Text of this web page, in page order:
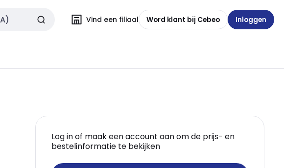
Vind een filiaal Word klant bij Cebeo Inloggen
Log in of maak een account aan om de prijs- en
bestelinformatie te bekijken